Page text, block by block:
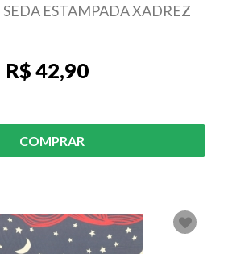
SEDA ESTAMPADA XADREZ
R$ 42,90
COMPRAR